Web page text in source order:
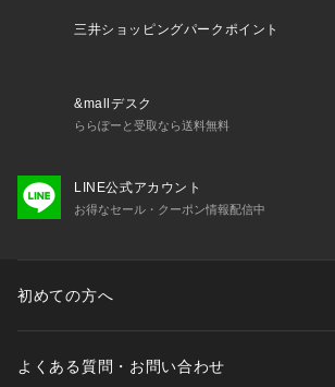
三井ショッピングパークポイント
&mallデスク
ららぽーと受取なら送料無料
LINE公式アカウント
お得なセール・クーポン情報配信中
初めての方へ
よくある質問・お問い合わせ